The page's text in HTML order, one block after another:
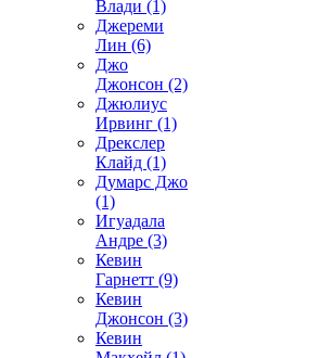
Влади (1)
Джереми
Лин (6)
Джо
Джонсон (2)
Джюлиус
Ирвинг (1)
Дрекслер
Клайд (1)
Думарс Джо
(1)
Игуадала
Андре (3)
Кевин
Гарнетт (9)
Кевин
Джонсон (3)
Кевин